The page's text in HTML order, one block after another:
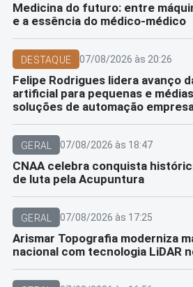
Medicina do futuro: entre
e a essência do médico-médico
DESTAQUE 07/08/2026 às 20:26
Felipe Rodrigues lidera avanço
artificial para pequenas e
soluções de automação
GERAL 07/08/2026 às 18:47
CNAA celebra conquista
de luta pela Acupuntura
GERAL 07/08/2026 às 17:25
Arismar Topografia moderniza
nacional com tecnologia LiDAR